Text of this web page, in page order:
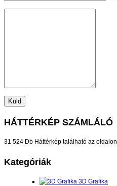
HÁTTÉRKÉP SZÁMLÁLÓ
31 524 Db Háttérkép található az oldalon.
Kategóriák
3D Grafika